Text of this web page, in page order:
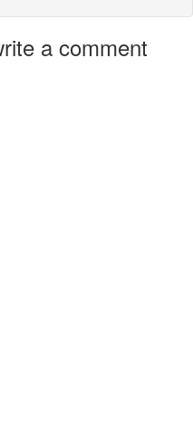
a comment